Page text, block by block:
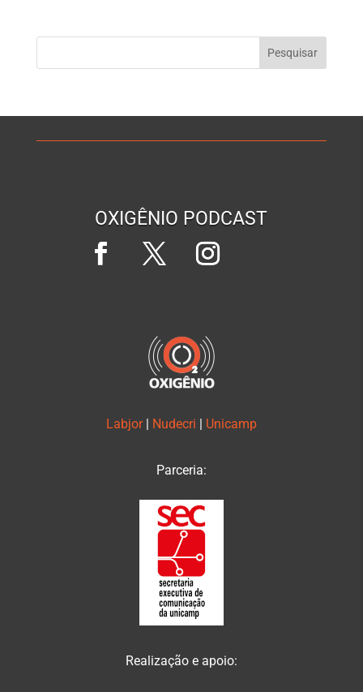
OXIGÊNIO PODCAST
Labjor | Nudecri | Unicamp
Parceria:
Realização e apoio: